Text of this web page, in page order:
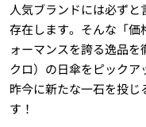
人気ブランドには必ず
存在します。そんな「価
ォーマンスを誇る逸品
クロ）の日傘をピック
昨今に新たな一石を投
す！